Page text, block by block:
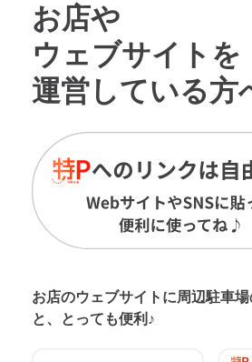
お店や
ウェブサイトを
運営している方
お店のウェブサイトに周辺駐車場
と、とっても便利♪